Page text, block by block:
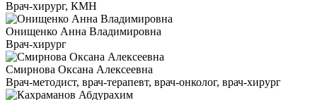
Врач-хирург, КМН
Онищенко Анна Владимировна
Врач-хирург
Смирнова Оксана Алексеевна
Врач-методист, врач-терапевт, врач-онколог, врач-хирург